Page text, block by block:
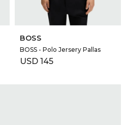
SELECCIONAR TALLE
BOSS
BOSS - Polo Jersery Pallas
USD 145